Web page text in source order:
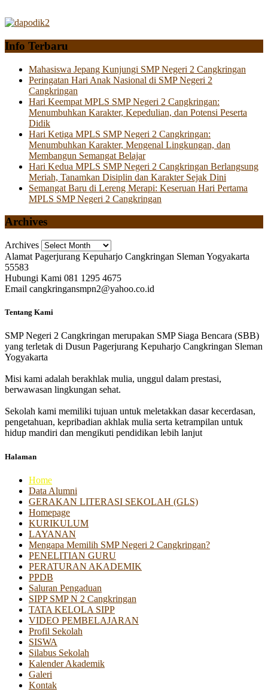
Info Terbaru
Mahasiswa Jepang Kunjungi SMP Negeri 2 Cangkringan
Peringatan Hari Anak Nasional di SMP Negeri 2
Cangkringan
Hari Keempat MPLS SMP Negeri 2 Cangkringan:
Menumbuhkan Karakter, Kepedulian, dan Potensi Peserta
Didik
Hari Ketiga MPLS SMP Negeri 2 Cangkringan:
Menumbuhkan Karakter, Mengenal Lingkungan, dan
Membangun Semangat Belajar
Hari Kedua MPLS SMP Negeri 2 Cangkringan Berlangsung
Meriah, Tanamkan Disiplin dan Karakter Sejak Dini
Semangat Baru di Lereng Merapi: Keseruan Hari Pertama
MPLS SMP Negeri 2 Cangkringan
Archives
Archives
Alamat Pagerjurang Kepuharjo Cangkringan Sleman Yogyakarta
55583
Hubungi Kami 081 1295 4675
Email cangkringansmpn2@yahoo.co.id
Tentang Kami
SMP Negeri 2 Cangkringan merupakan SMP Siaga Bencara (SBB)
yang terletak di Dusun Pagerjurang Kepuharjo Cangkringan Sleman
Yogyakarta
Misi kami adalah berakhlak mulia, unggul dalam prestasi,
berwawasan lingkungan sehat.
Sekolah kami memiliki tujuan untuk meletakkan dasar kecerdasan,
pengetahuan, kepribadian akhlak mulia serta ketrampilan untuk
hidup mandiri dan mengikuti pendidikan lebih lanjut
Halaman
Home
Data Alumni
GERAKAN LITERASI SEKOLAH (GLS)
Homepage
KURIKULUM
LAYANAN
Mengapa Memilih SMP Negeri 2 Cangkringan?
PENELITIAN GURU
PERATURAN AKADEMIK
PPDB
Saluran Pengaduan
SIPP SMP N 2 Cangkringan
TATA KELOLA SIPP
VIDEO PEMBELAJARAN
Profil Sekolah
SISWA
Silabus Sekolah
Kalender Akademik
Galeri
Kontak